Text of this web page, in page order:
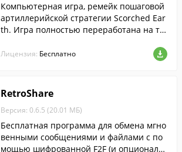
Компьютерная игра, ремейк пошаговой
артиллерийской стратегии Scorched Ear
th. Игра полностью переработана на тр
Лицензия: Бесплатно
RetroShare
Версия: 0.6.5 (20.01 МБ)
Бесплатная программа для обмена мгно
венными сообщениями и файлами с по
мощью шифрованной F2F (и опциональ